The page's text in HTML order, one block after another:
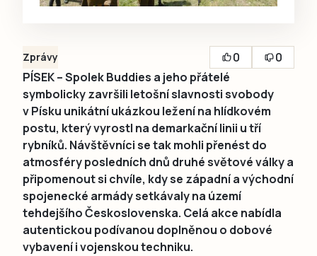
Zprávy 0
0
PÍSEK – Spolek Buddies a jeho přátelé
symbolicky završili letošní slavnosti svobody
v Písku unikátní ukázkou ležení na hlídkovém
postu, který vyrostl na demarkační linii u tří
rybníků. Návštěvníci se tak mohli přenést do
atmosféry posledních dnů druhé světové války a
připomenout si chvíle, kdy se západní a východní
spojenecké armády setkávaly na území
tehdejšího Československa. Celá akce nabídla
autentickou podívanou doplněnou o dobové
vybavení i vojenskou techniku.